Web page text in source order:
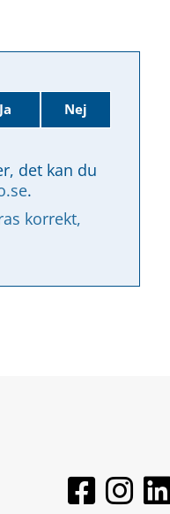
Ja Nej
det kan du
.
korrekt,